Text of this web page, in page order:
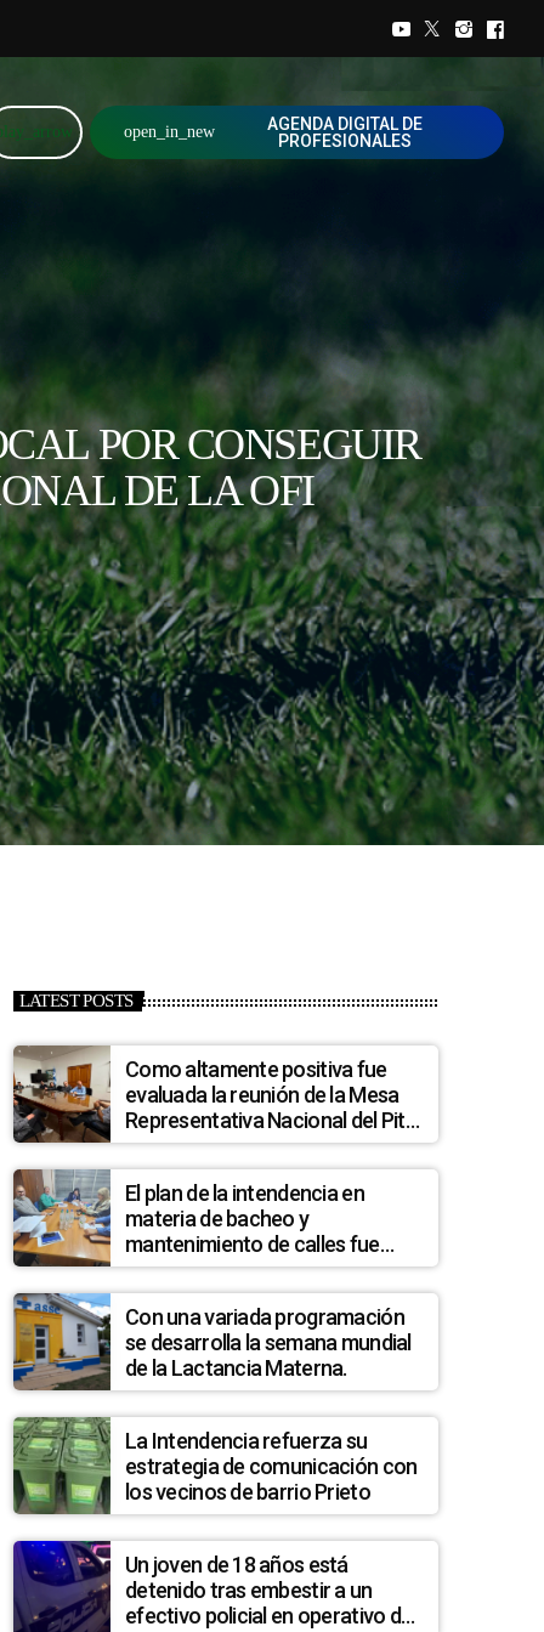
open_in_new
AGENDA DIGITAL DE
PROFESIONALES
POR CONSEGUIR
DE LA OFI
LATEST POSTS
Como altamente positiva fue
evaluada la reunión de la Mesa
Representativa Nacional del Pit
Cnt en Melo
El plan de la intendencia en
materia de bacheo y
mantenimiento de calles fue
analizado en la Junta
Departamental
Con una variada programación
se desarrolla la semana mundial
de la Lactancia Materna.
La Intendencia refuerza su
estrategia de comunicación con
los vecinos de barrio Prieto
Un joven de 18 años está
detenido tras embestir a un
efectivo policial en operativo de